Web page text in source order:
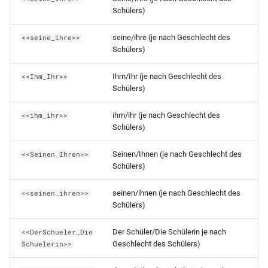
BER-KO-AS (Schul Z 320a-b)
BER-KO-AS (Schul Z 322)
(03.11)
BER-KO-AS (Schul Z 322)
BER-KO-AZ (Schul Z 321)
BER-KO-AZ (Schul Z 321)
BER-KO-ZAS (Schul Z 371)
(02.12)
11)
RLP-GES-AS (9.Klasse)
RLP-GES
RLP-FS-AS (Sozialpädagogik
DIN A3)
RLP-FO-FHReife (DIN A3)
RLP-FO (HJZ-JZ-AZ)
Schülerpersonalblatt (ohne
Vorbildung)
Schuleintritt (Betriebe -
Schülerpersonalblatt incl
Schülerpersonalblatt incl
Schülerpersonalblatt incl
Schuleintritt und -austritt (mit
Vorbildung)
Schülerstammblatt (Belegung
Schülers)
<<seine_ihre>>
seine/ihre (je nach Geschlecht des
Schülers)
<<Ihm_Ihr>>
Ihm/Ihr (je nach Geschlecht des
Schülers)
<<ihm_ihr>>
ihm/ihr (je nach Geschlecht des
Schülers)
<<Seinen_Ihren>>
Seinen/Ihnen (je nach Geschlecht des
Schülers)
<<seinen_ihren>>
seinen/ihnen (je nach Geschlecht des
Schülers)
<<DerSchueler_Die
Schuelerin>>
Der Schüler/Die Schülerin je nach
Geschlecht des Schülers)